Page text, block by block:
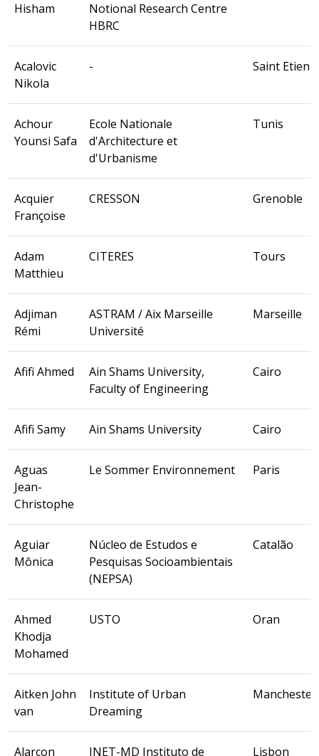
Hisham
Notional Research Centre
HBRC
Acalovic
Nikola
- Saint
Achour
Younsi Safa
Ecole Nationale
d'Architecture et
d'Urbanisme
Tunis
Acquier
Françoise
CRESSON Grenoble
Adam
Matthieu
CITERES Tours
Adjiman
Rémi
ASTRAM / Aix Marseille
Université
Marseille
Afifi Ahmed
Ain Shams University,
Faculty of Engineering
Cairo
Afifi Samy Ain Shams University Cairo
Aguas
Jean-
Christophe
Le Sommer Environnement Paris
Aguiar
Mônica
Núcleo de Estudos e
Pesquisas Socioambientais
(NEPSA)
Catalão
Ahmed
Khodja
Mohamed
USTO Oran
Aitken John
van
Institute of Urban
Dreaming
Manchester
Alarcon INET-MD Instituto de Lisbon